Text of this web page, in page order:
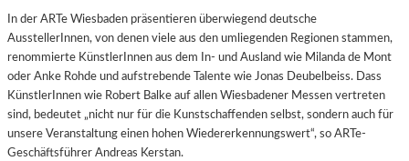
In der ARTe Wiesbaden präsentieren überwiegend deutsche
AusstellerInnen, von denen viele aus den umliegenden Regionen stammen,
renommierte KünstlerInnen aus dem In- und Ausland wie Milanda de Mont
oder Anke Rohde und aufstrebende Talente wie Jonas Deubelbeiss. Dass
KünstlerInnen wie Robert Balke auf allen Wiesbadener Messen vertreten
sind, bedeutet „nicht nur für die Kunstschaffenden selbst, sondern auch für
unsere Veranstaltung einen hohen Wiedererkennungswert“, so ARTe-
Geschäftsführer Andreas Kerstan.